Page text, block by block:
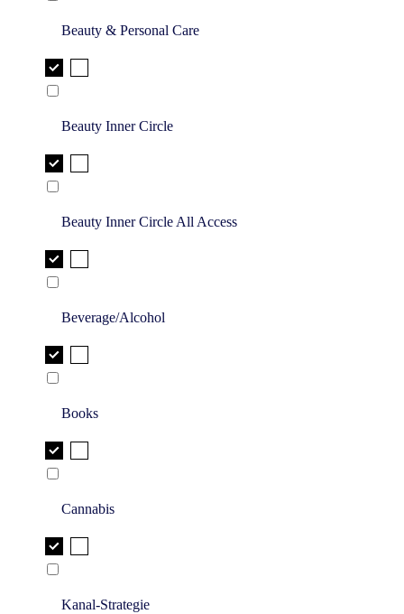
Beauty & Personal Care
Beauty Inner Circle
Beauty Inner Circle All Access
Beverage/Alcohol
Books
Cannabis
Kanal-Strategie